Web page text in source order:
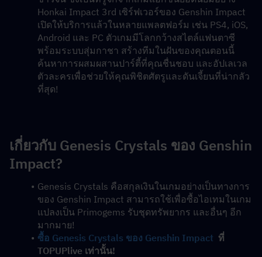
Honkai Impact 3rd เซิร์ฟเวอร์ของ Genshin Impact
เปิดให้บริการแล้วในหลายแพลตฟอร์ม เช่น PS4, iOS,
Android และ PC ตัวเกมมีโลกกว้างสไตล์แฟนตาซี
พร้อมระบบสุ่มกาชา สร้างทีมในฝันของคุณตอนนี้
ค้นหาการผสมผสานปาร์ตี้ที่คุณชื่นชอบ และอัปเลเวล
ตัวละครเพื่อช่วยให้คุณพิชิตศัตรูและดันเจี้ยนที่น่ากลัว
ที่สุด!
เกี่ยวกับ Genesis Crystals ของ Genshin
Impact?
Genesis Crystals คือสกุลเงินในเกมอย่างเป็นทางการ
ของ Genshin Impact สามารถใช้เพื่อซื้อไอเทมในเกม
แปลงเป็น Primogems รับชุดทรัพยากร และอื่นๆ อีก
มากมาย!
ซื้อ Genesis Crystals ของ Genshin Impact
  ที่
TOPUPlive เท่านั้น!